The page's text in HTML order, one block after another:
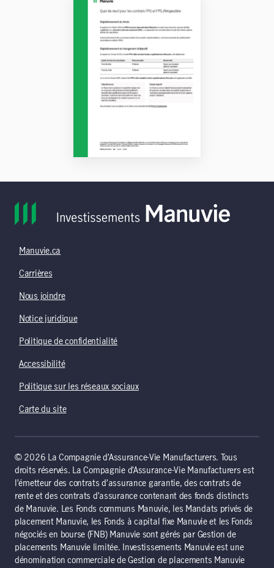
Manuvie.ca
Carrières
Nous joindre
Notice juridique
Politique de confidentialité
Accessibilité
Politique sur les réseaux sociaux
Carte du site
© 2026 La Compagnie d’Assurance-Vie Manufacturers. Tous
droits réservés. La Compagnie d’Assurance-Vie Manufacturers est
l’émetteur des contrats d’assurance garantie, des contrats de
rente et des contrats d’assurance contenant des fonds distincts
de Manuvie. Les Fonds communs Manuvie, les Mandats privés de
placement Manuvie, les Fonds à capital fixe Manuvie et les Fonds
négociés en bourse (FNB) Manuvie sont gérés par Gestion de
placements Manuvie limitée. Investissements Manuvie est une
dénomination commerciale de Gestion de placements Manuvie